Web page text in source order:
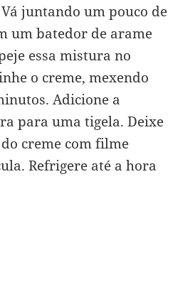
juntando um pouco de
um batedor de arame
essa mistura no
o creme, mexendo
Adicione a
para uma tigela. Deixe
creme com filme
Refrigere até a hora